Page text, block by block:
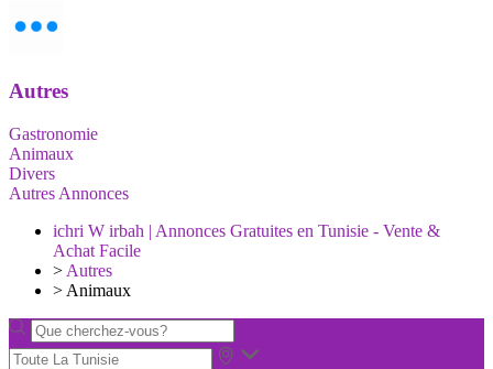
Autres
Gastronomie
Animaux
Divers
Autres Annonces
ichri W irbah | Annonces Gratuites en Tunisie - Vente &
Achat Facile
> Autres
> Animaux